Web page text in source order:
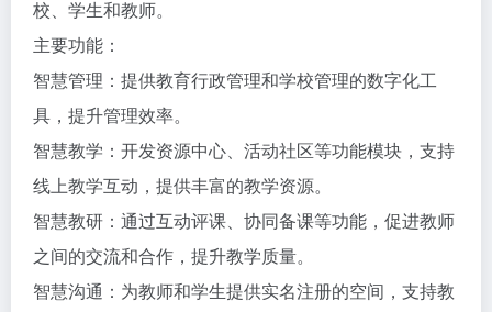
校、学生和教师‌。
主要功能‌：
智慧管理‌：提供教育行政管理和学校管理的数字化工
具，提升管理效率。
智慧教学‌：开发资源中心、活动社区等功能模块，支持
线上教学互动，提供丰富的教学资源‌。
智慧教研‌：通过互动评课、协同备课等功能，促进教师
之间的交流和合作，提升教学质量。
智慧沟通‌：为教师和学生提供实名注册的空间，支持教